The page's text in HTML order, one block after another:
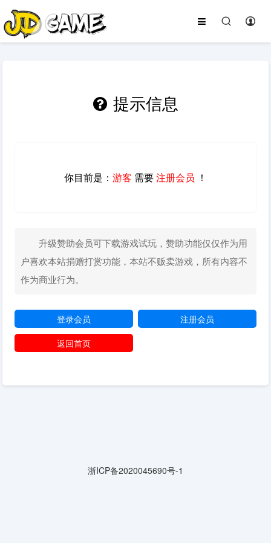
提示信息
你目前是： 游客 需要注册会员 ！
升级赞助会员可下载游戏试玩，赞助功能仅仅作为用
户喜欢本站捐赠打赏功能，本站不贩卖游戏，所有内容不
作为商业行为。
登录会员
注册会员
返回首页
浙ICP备2020045690号-1